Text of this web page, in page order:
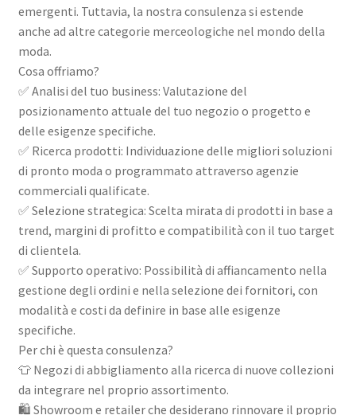
emergenti. Tuttavia, la nostra consulenza si estende
anche ad altre categorie merceologiche nel mondo della
moda.
Cosa offriamo?
✅ Analisi del tuo business: Valutazione del
posizionamento attuale del tuo negozio o progetto e
delle esigenze specifiche.
✅ Ricerca prodotti: Individuazione delle migliori soluzioni
di pronto moda o programmato attraverso agenzie
commerciali qualificate.
✅ Selezione strategica: Scelta mirata di prodotti in base a
trend, margini di profitto e compatibilità con il tuo target
di clientela.
✅ Supporto operativo: Possibilità di affiancamento nella
gestione degli ordini e nella selezione dei fornitori, con
modalità e costi da definire in base alle esigenze
specifiche.
Per chi è questa consulenza?
👕 Negozi di abbigliamento alla ricerca di nuove collezioni
da integrare nel proprio assortimento.
🛍 Showroom e retailer che desiderano rinnovare il proprio